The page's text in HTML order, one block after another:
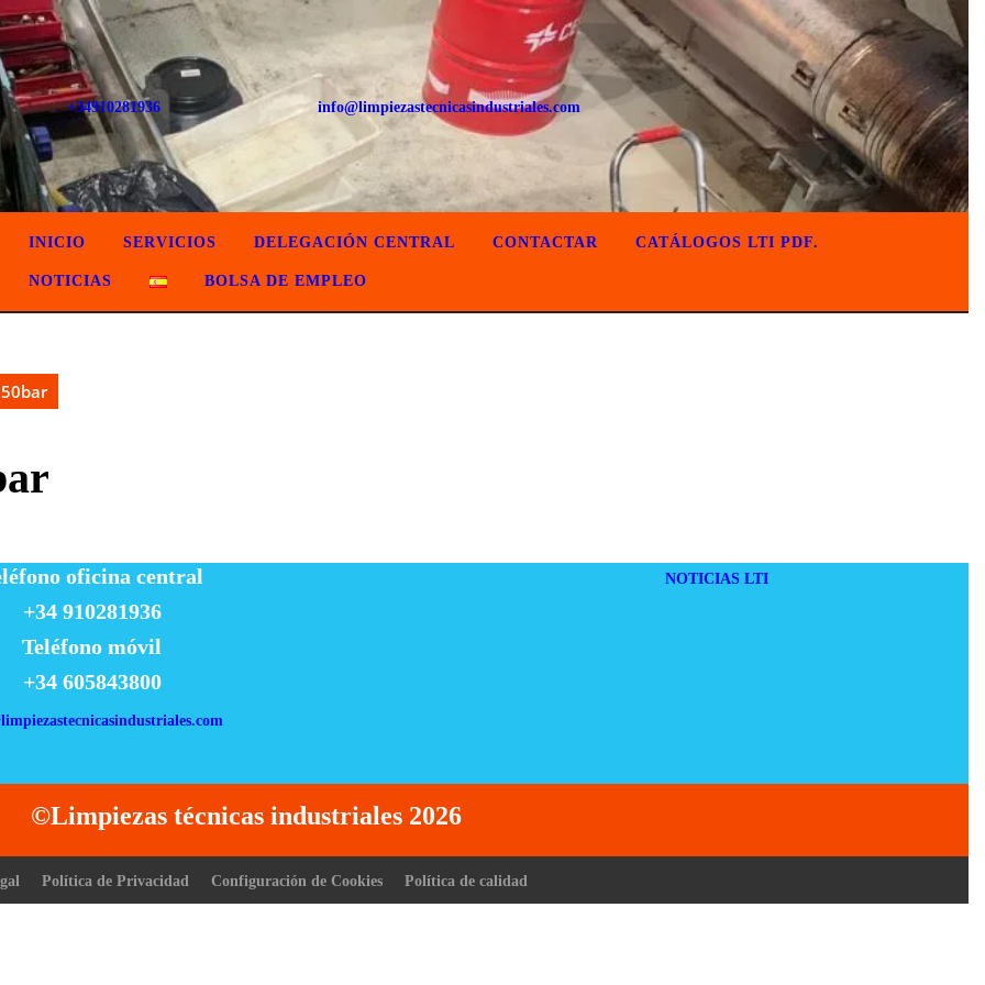
+34910281936 info@limpiezastecnicasindustriales.com
INICIO SERVICIOS DELEGACIÓN CENTRAL CONTACTAR CATÁLOGOS LTI PDF.
NOTICIAS BOLSA DE EMPLEO
oficina central
+34 910281936
Teléfono móvil
+34 605843800
NOTICIAS LTI
©Limpiezas técnicas industriales 2026
hacia
Política de Privacidad Configuración de Cookies Política de calidad